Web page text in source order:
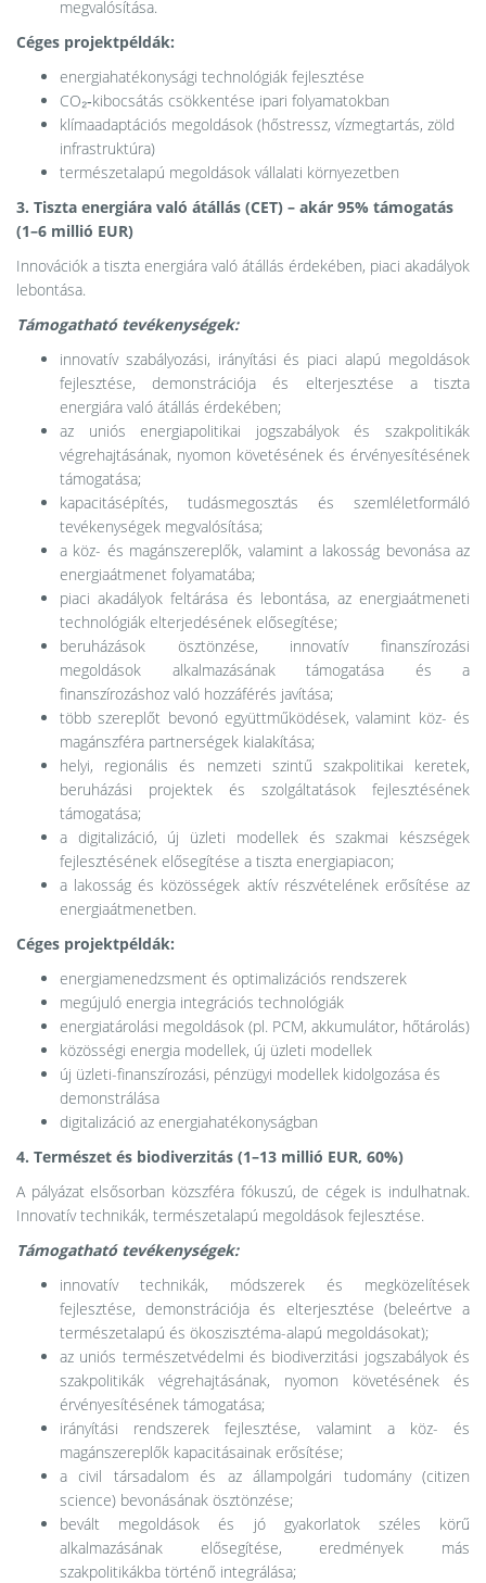
megvalósítása.
Céges projektpéldák:
energiahatékonysági technológiák fejlesztése
CO₂‑kibocsátás csökkentése ipari folyamatokban
klímaadaptációs megoldások (hőstressz, vízmegtartás, zöld
infrastruktúra)
természetalapú megoldások vállalati környezetben
3. Tiszta energiára való átállás (CET) – akár 95% támogatás
(1–6 millió EUR)
Innovációk a tiszta energiára való átállás érdekében, piaci akadályok
lebontása.
Támogatható tevékenységek:
innovatív szabályozási, irányítási és piaci alapú megoldások
fejlesztése, demonstrációja és elterjesztése a tiszta
energiára való átállás érdekében;
az uniós energiapolitikai jogszabályok és szakpolitikák
végrehajtásának, nyomon követésének és érvényesítésének
támogatása;
kapacitásépítés, tudásmegosztás és szemléletformáló
tevékenységek megvalósítása;
a köz- és magánszereplők, valamint a lakosság bevonása az
energiaátmenet folyamatába;
piaci akadályok feltárása és lebontása, az energiaátmeneti
technológiák elterjedésének elősegítése;
beruházások ösztönzése, innovatív finanszírozási
megoldások alkalmazásának támogatása és a
finanszírozáshoz való hozzáférés javítása;
több szereplőt bevonó együttműködések, valamint köz- és
magánszféra partnerségek kialakítása;
helyi, regionális és nemzeti szintű szakpolitikai keretek,
beruházási projektek és szolgáltatások fejlesztésének
támogatása;
a digitalizáció, új üzleti modellek és szakmai készségek
fejlesztésének elősegítése a tiszta energiapiacon;
a lakosság és közösségek aktív részvételének erősítése az
energiaátmenetben.
Céges projektpéldák:
energiamenedzsment és optimalizációs rendszerek
megújuló energia integrációs technológiák
energiatárolási megoldások (pl. PCM, akkumulátor, hőtárolás)
közösségi energia modellek, új üzleti modellek
új üzleti-finanszírozási, pénzügyi modellek kidolgozása és
demonstrálása
digitalizáció az energiahatékonyságban
4. Természet és biodiverzitás (1–13 millió EUR, 60%)
A pályázat elsősorban közszféra fókuszú, de cégek is indulhatnak.
Innovatív technikák, természetalapú megoldások fejlesztése.
Támogatható tevékenységek:
innovatív technikák, módszerek és megközelítések
fejlesztése, demonstrációja és elterjesztése (beleértve a
természetalapú és ökoszisztéma-alapú megoldásokat);
az uniós természetvédelmi és biodiverzitási jogszabályok és
szakpolitikák végrehajtásának, nyomon követésének és
érvényesítésének támogatása;
irányítási rendszerek fejlesztése, valamint a köz- és
magánszereplők kapacitásainak erősítése;
a civil társadalom és az állampolgári tudomány (citizen
science) bevonásának ösztönzése;
bevált megoldások és jó gyakorlatok széles körű
alkalmazásának elősegítése, eredmények más
szakpolitikákba történő integrálása;